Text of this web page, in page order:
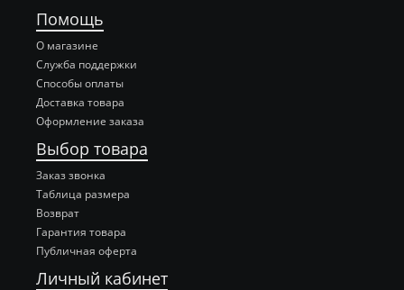
Помощь
О магазине
Служба поддержки
Способы оплаты
Доставка товара
Оформление заказа
Выбор товара
Заказ звонка
Таблица размера
Возврат
Гарантия товара
Публичная оферта
Личный кабинет